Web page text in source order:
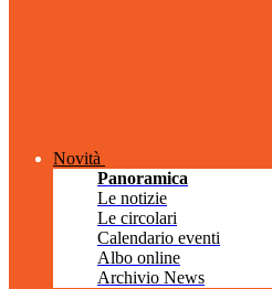
Novità
Panoramica
Le notizie
Le circolari
Calendario eventi
Albo online
Archivio News